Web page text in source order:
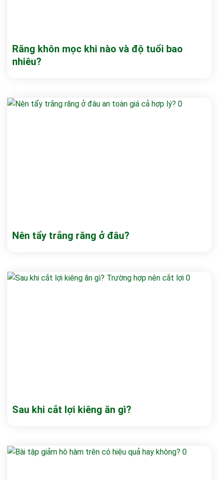
Răng khôn mọc khi nào và độ tuổi bao
nhiêu?
Nên tẩy trắng răng ở đâu?
Sau khi cắt lợi kiêng ăn gì?